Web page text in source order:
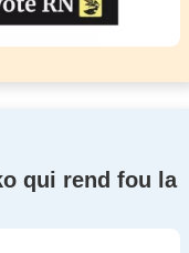
qui rend fou la